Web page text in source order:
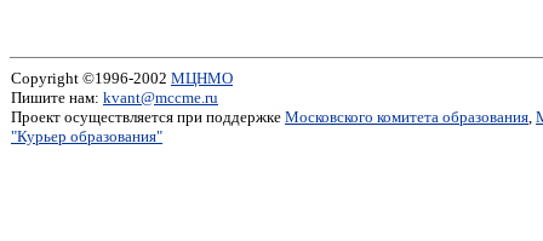
Copyright ©1996-2002 МЦНМО
Пишите нам: kvant@mccme.ru
Проект осуществляется при поддержке Московского комитета образования,
"Курьер образования"